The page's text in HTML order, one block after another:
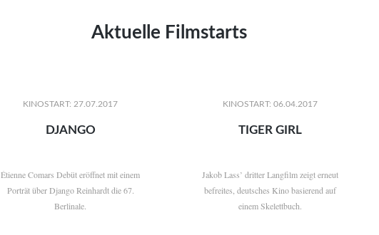
Aktuelle Filmstarts
KINOSTART: 27.07.2017
DJANGO
Étienne Comars Debüt eröffnet mit einem
Porträt über Django Reinhardt die 67.
Berlinale.
KINOSTART: 06.04.2017
TIGER GIRL
Jakob Lass’ dritter Langfilm zeigt erneut
befreites, deutsches Kino basierend auf
einem Skelettbuch.